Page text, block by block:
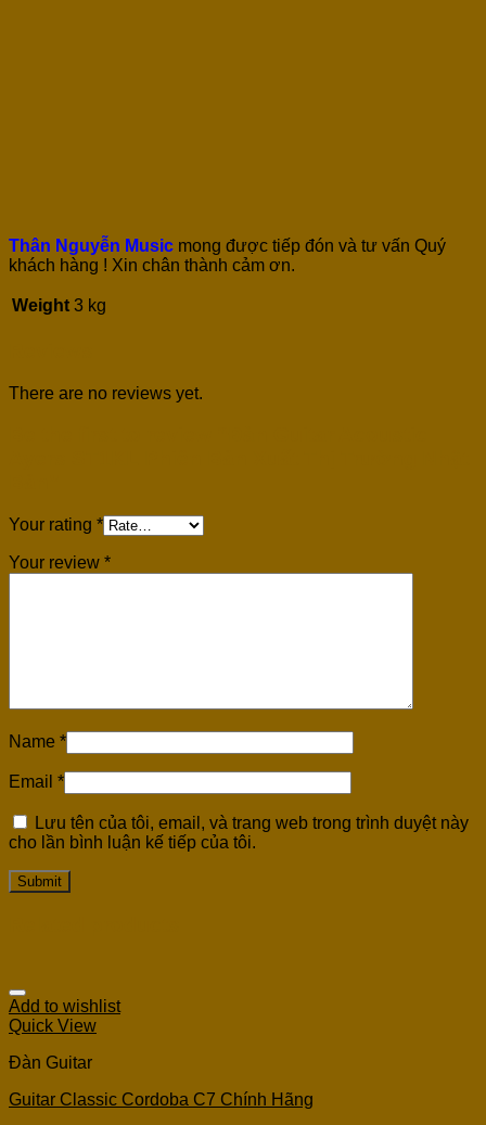
Thân Nguyễn Music mong được tiếp đón và tư vấn Quý
khách hàng ! Xin chân thành cảm ơn.
Weight 3 kg
There are no reviews yet.
Your rating *
Your review *
Name *
Email *
Lưu tên của tôi, email, và trang web trong trình duyệt này
cho lần bình luận kế tiếp của tôi.
Add to wishlist
Quick View
Đàn Guitar
Guitar Classic Cordoba C7 Chính Hãng